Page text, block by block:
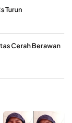
Turun
Cerah Berawan